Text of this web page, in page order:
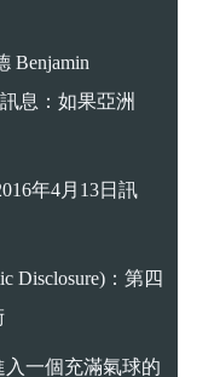
Benjamin
息：如果亞洲
年4月13日訊
Disclosure)：第四
入一個充滿氣球的